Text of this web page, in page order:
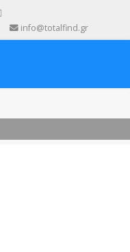
info@totalfind.gr